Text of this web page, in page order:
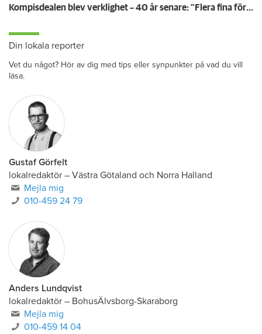
Kompisdealen blev verklighet – 40 år senare: "Flera fina fördelar med att dela bostad"
Din lokala reporter
Vet du något? Hör av dig med tips eller synpunkter på vad du vill
läsa.
Gustaf Görfelt
lokalredaktör – Västra Götaland och Norra Halland
Mejla mig
010-459 24 79
Anders Lundqvist
lokalredaktör – BohusÄlvsborg-Skaraborg
Mejla mig
010-459 14 04